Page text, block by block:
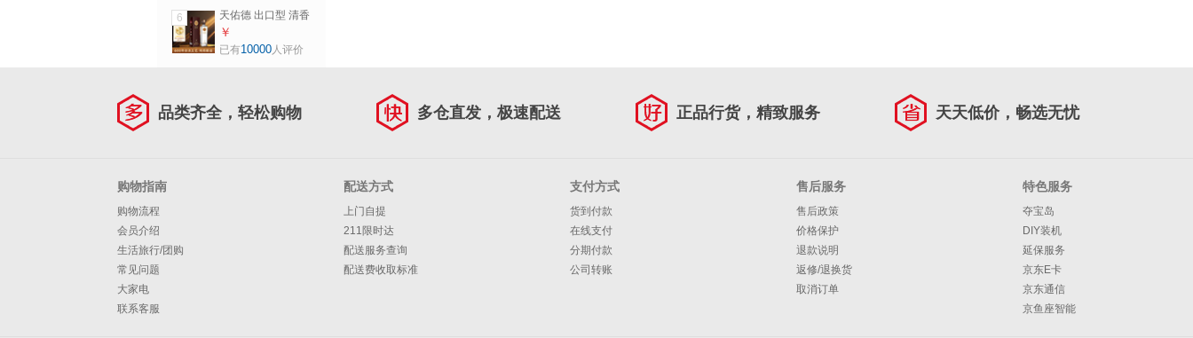
6
天佑德 出口型 清香
型白酒 青稞酒 42度
750mL 1瓶
￥
已有10000人评价
品类齐全，轻松购物 多仓直发，极速配送 正品行货，精致服务 天天低价，畅选无忧
购物指南
购物流程
会员介绍
生活旅行/团购
常见问题
大家电
联系客服
配送方式
上门自提
211限时达
配送服务查询
配送费收取标准
支付方式
货到付款
在线支付
分期付款
公司转账
售后服务
售后政策
价格保护
退款说明
返修/退换货
取消订单
特色服务
夺宝岛
DIY装机
延保服务
京东E卡
京东通信
京鱼座智能